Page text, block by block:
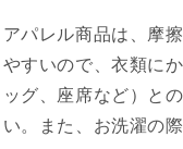
アパレル商品は、摩
やすいので、衣類に
ッグ、座席など）と
い。また、お洗濯の